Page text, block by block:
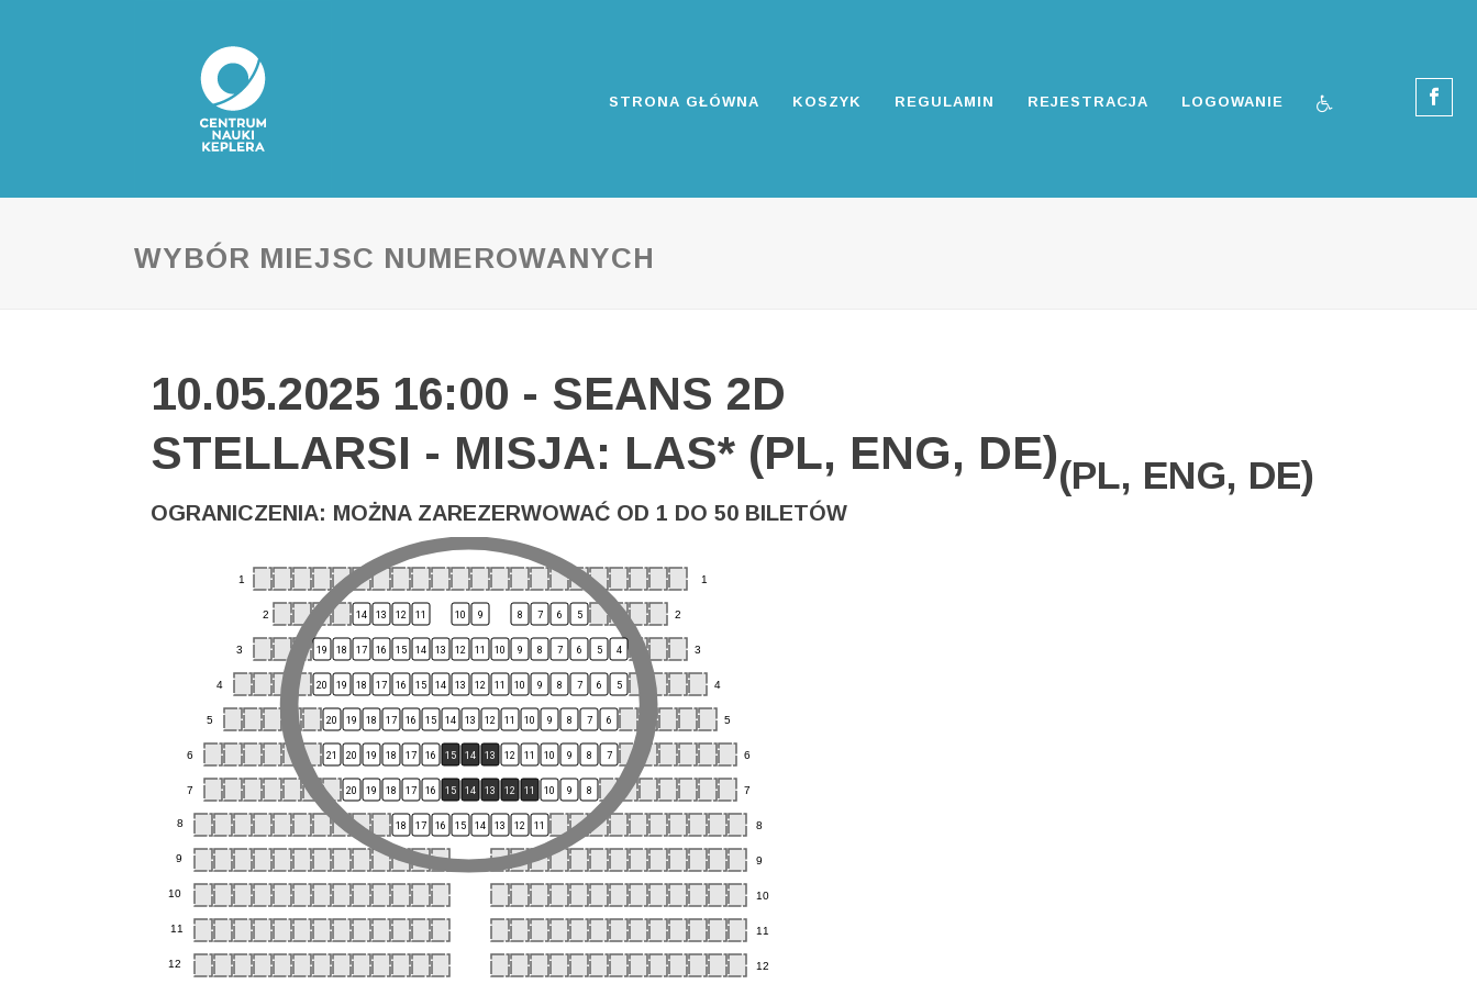
STRONA GŁÓWNA KOSZYK REGULAMIN REJESTRACJA LOGOWANIE
WYBÓR MIEJSC NUMEROWANYCH
10.05.2025 16:00 - SEANS 2D
STELLARSI - MISJA: LAS* (PL, ENG, DE)(PL, ENG, DE)
OGRANICZENIA: MOŻNA ZAREZERWOWAĆ OD 1 DO 50 BILETÓW
1
2
3
4
5
6
7
8
9
10
11
12
1
2
3
4
5
6
7
8
9
10
11
12
14 13 12 11 10 9 8 7 6 5
19 18 17 16 15 14 13 12 11 10 9 8 7 6 5 4
20 19 18 17 16 15 14 13 12 11 10 9 8 7 6 5
20 19 18 17 16 15 14 13 12 11 10 9 8 7 6
21 20 19 18 17 16 15 14 13 12 11 10 9 8 7
20 19 18 17 16 15 14 13 12 11 10 9 8
18 17 16 15 14 13 12 11